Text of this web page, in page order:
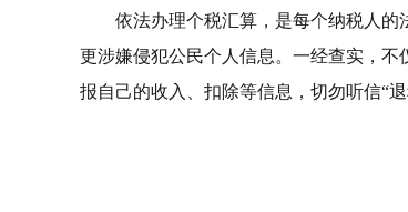
依法办理个税汇算，是每个纳税人的
更涉嫌侵犯公民个人信息。一经查实，
报自己的收入、扣除等信息，切勿听信“